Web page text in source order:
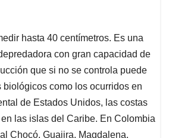
hasta 40 centímetros. Es una
con gran capacidad de
que si no se controla puede
biológicos como los ocurridos en
de Estados Unidos, las costas
las islas del Caribe. En Colombia
Chocó, Guajira, Magdalena,